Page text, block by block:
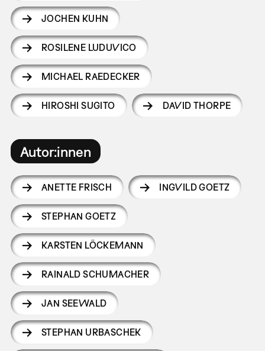
JOCHEN KUHN
ROSILENE LUDUVICO
MICHAEL RAEDECKER
HIROSHI SUGITO DAVID THORPE
Autor:innen
ANETTE FRISCH INGVILD GOETZ
STEPHAN GOETZ
KARSTEN LÖCKEMANN
RAINALD SCHUMACHER
JAN SEEWALD
STEPHAN URBASCHEK